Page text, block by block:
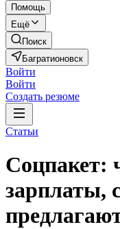
Помощь
Ещё
Поиск
Багратионовск
Войти
Войти
Создать резюме
Статьи
Соцпакет:
зарплаты,